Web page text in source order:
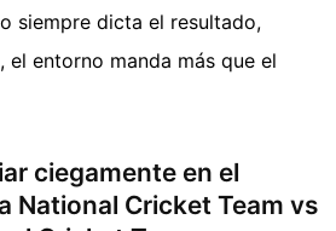
siempre dicta el resultado,
el entorno manda más que el
ciegamente en el
National Cricket Team vs